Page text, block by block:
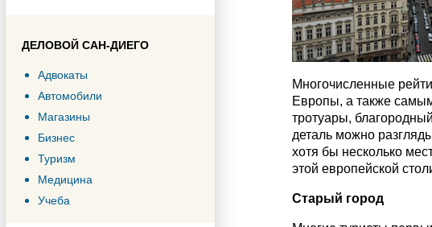
ДЕЛОВОЙ САН-ДИЕГО
Адвокаты
Автомобили
Магазины
Бизнес
Туризм
Медицина
Учеба
Многочисленные
Европы, а также
тротуары,
деталь можно
хотя бы несколько
этой европейской
Старый город